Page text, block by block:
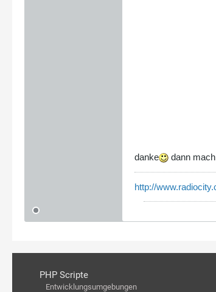
danke dann
http://
PHP Scripte
Entwicklungsumgebungen